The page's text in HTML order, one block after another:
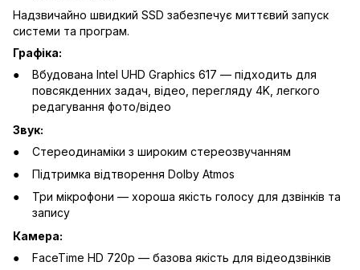
Надзвичайно швидкий SSD забезпечує миттєвий запуск
системи та програм.
Графіка:
Вбудована Intel UHD Graphics 617 — підходить для
повсякденних задач, відео, перегляду 4K, легкого
редагування фото/відео
Звук:
Стереодинаміки з широким стереозвучанням
Підтримка відтворення Dolby Atmos
Три мікрофони — хороша якість голосу для дзвінків та
запису
Камера:
FaceTime HD 720p — базова якість для відеодзвінків